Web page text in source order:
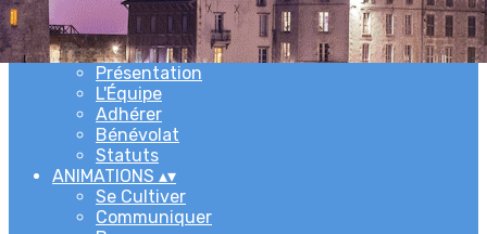
ACCUEIL▴ ▾
L'ASSOCIATION▴▾
Newsletters
Présentation
L'Équipe
Adhérer
Bénévolat
Statuts
ANIMATIONS ▴▾
Se Cultiver
Communiquer